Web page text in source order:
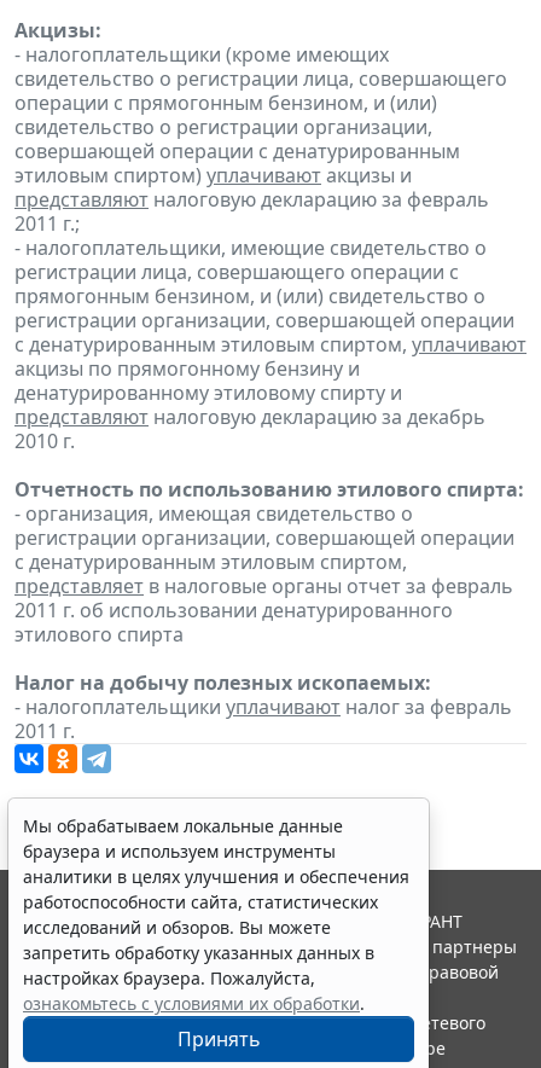
Акцизы:
- налогоплательщики (кроме имеющих
свидетельство о регистрации лица, совершающего
операции с прямогонным бензином, и (или)
свидетельство о регистрации организации,
совершающей операции с денатурированным
этиловым спиртом) уплачиваютакцизы и
представляют налоговую декларацию за февраль
2011 г.;
- налогоплательщики, имеющие свидетельство о
регистрации лица, совершающего операции с
прямогонным бензином, и (или) свидетельство о
регистрации организации, совершающей операции
с денатурированным этиловым спиртом, уплачивают
акцизы по прямогонному бензину и
денатурированному этиловому спирту и
представляют налоговую декларацию за декабрь
2010 г.
Отчетность по использованию этилового спирта:
- организация, имеющая свидетельство о
регистрации организации, совершающей операции
с денатурированным этиловым спиртом,
представляет в налоговые органы отчет за февраль
2011 г. об использовании денатурированного
этилового спирта
Налог на добычу полезных ископаемых:
- налогоплательщики уплачивают налог за февраль
2011 г.
Мы обрабатываем локальные данные
браузера и используем инструменты
аналитики в целях улучшения и обеспечения
работоспособности сайта, статистических
исследований и обзоров. Вы можете
запретить обработку указанных данных в
настройках браузера. Пожалуйста,
ознакомьтесь с условиями их обработки.
Принять
© ООО "НПП "ГАРАНТ-СЕРВИС", 2026. Система ГАРАНТ
выпускается с 1990 года. Компания "Гарант" и ее партнеры
являются участниками Российской ассоциации правовой
информации ГАРАНТ.
Портал ГАРАНТ.РУ зарегистрирован в качестве сетевого
издания Федеральной службой по надзору в сфере